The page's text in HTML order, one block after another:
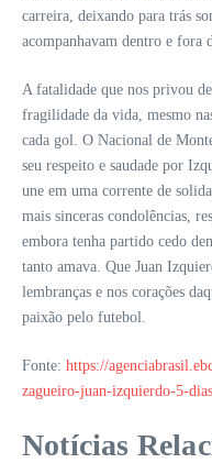
carreira, deixando para trás
acompanhavam dentro e fora
A fatalidade que nos privou
fragilidade da vida, mesmo
cada gol. O Nacional de
seu respeito e saudade por
une em uma corrente de
mais sinceras condolências,
embora tenha partido cedo
tanto amava. Que Juan
lembranças e nos corações
paixão pelo futebol.
Fonte: https://
zagueiro-juan-izquierdo-5-
Notícias